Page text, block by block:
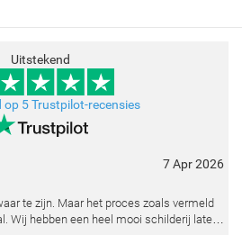
Uitstekend
op 5 Trustpilot-recensies
7 Apr 2026
te zijn. Maar het proces zoals vermeld
Wij hebben een heel mooi schilderij laten